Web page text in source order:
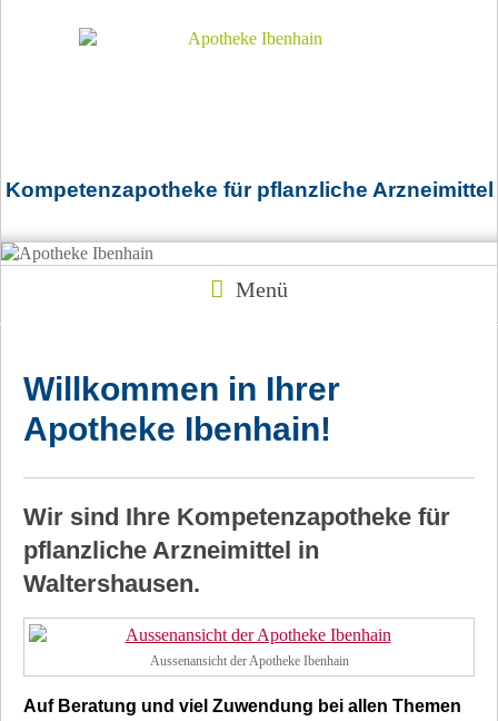
Kompetenzapotheke für pflanzliche Arzneimittel
Menü
Willkommen in Ihrer
Apotheke Ibenhain!
Wir sind Ihre Kompetenzapotheke für
pflanzliche Arzneimittel in
Waltershausen.
Aussenansicht der Apotheke Ibenhain
Auf Beratung und viel Zuwendung bei allen Themen